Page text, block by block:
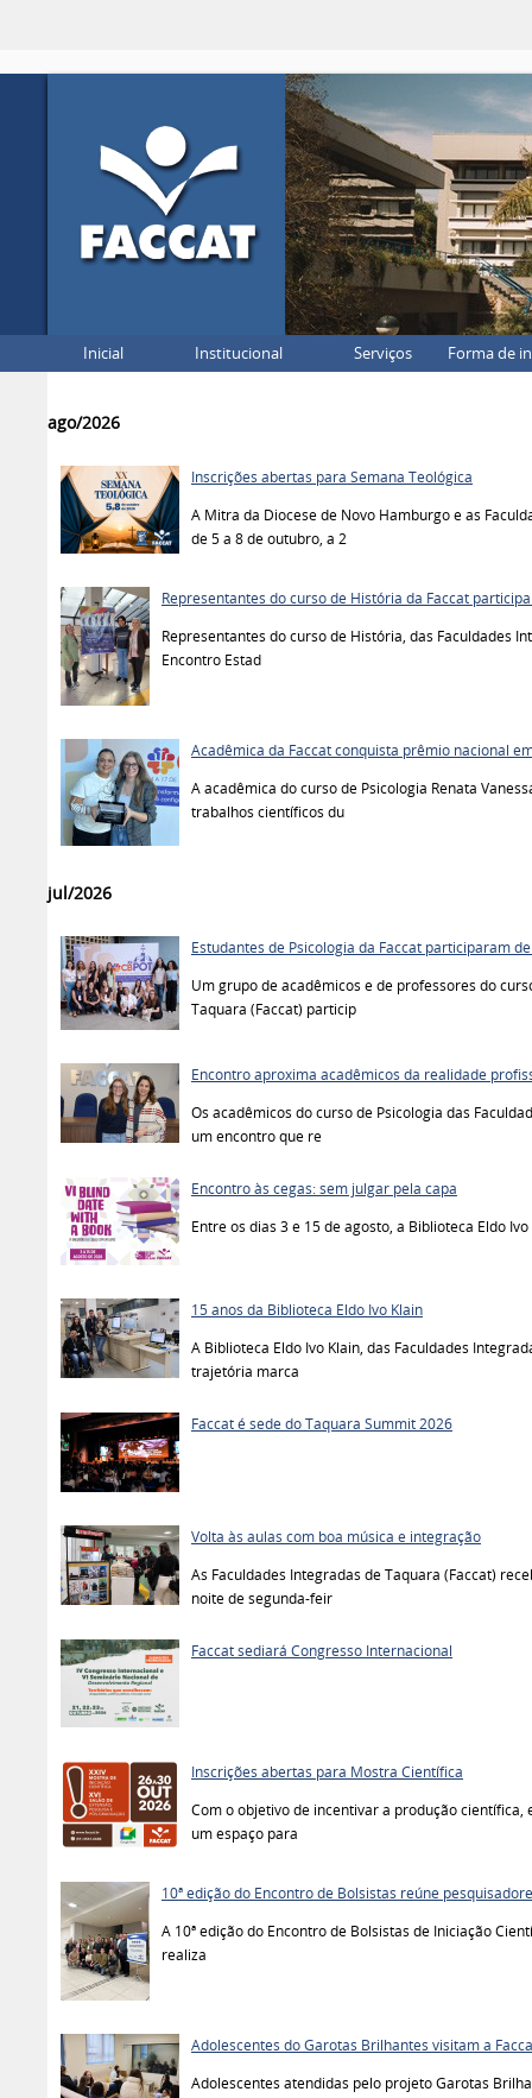
Inicial Institucional Serviços Forma de
ago/2026
Inscrições abertas para Semana Teológica
A Mitra da Diocese de Novo Hamburgo e as
de 5 a 8 de outubro, a 2
Representantes do curso de História da Faccat
Representantes do curso de História, das Faculdades
Encontro Estad
Acadêmica da Faccat conquista prêmio nacional
A acadêmica do curso de Psicologia Renata
trabalhos científicos du
jul/2026
Estudantes de Psicologia da Faccat participaram
Um grupo de acadêmicos e de professores do
Taquara (Faccat) particip
Encontro aproxima acadêmicos da realidade
Os acadêmicos do curso de Psicologia das
um encontro que re
Encontro às cegas: sem julgar pela capa
Entre os dias 3 e 15 de agosto, a Biblioteca Eldo
15 anos da Biblioteca Eldo Ivo Klain
A Biblioteca Eldo Ivo Klain, das Faculdades
trajetória marca
Faccat é sede do Taquara Summit 2026
Volta às aulas com boa música e integração
As Faculdades Integradas de Taquara (Faccat)
noite de segunda-feir
Faccat sediará Congresso Internacional
Inscrições abertas para Mostra Científica
Com o objetivo de incentivar a produção
um espaço para
10ª edição do Encontro de Bolsistas reúne
A 10ª edição do Encontro de Bolsistas de Iniciação
realiza
Adolescentes do Garotas Brilhantes visitam a
Adolescentes atendidas pelo projeto Garotas